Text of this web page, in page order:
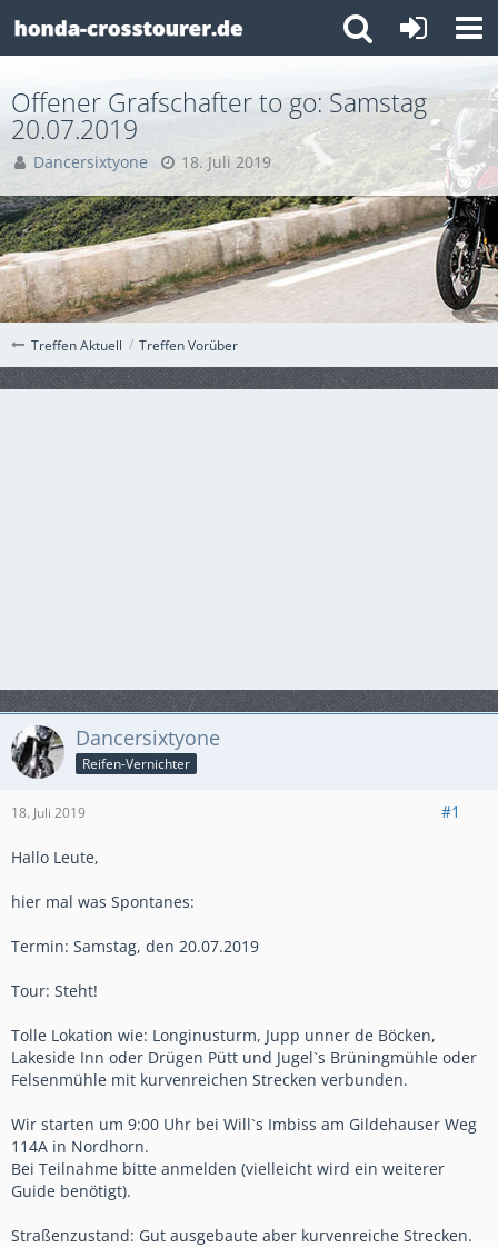
Treffen Aktuell Treffen Vorüber
Offener Grafschafter to go: Samstag
20.07.2019
Dancersixtyone 18. Juli 2019
Dancersixtyone
Reifen-Vernichter
18. Juli 2019 #1
Hallo Leute,
hier mal was Spontanes:
Termin: Samstag, den 20.07.2019
Tour: Steht!
Tolle Lokation wie: Longinusturm, Jupp unner de Böcken,
Lakeside Inn oder Drügen Pütt und Jugel`s Brüningmühle oder
Felsenmühle mit kurvenreichen Strecken verbunden.
Wir starten um 9:00 Uhr bei Will`s Imbiss am Gildehauser Weg
114A in Nordhorn.
Bei Teilnahme bitte anmelden (vielleicht wird ein weiterer
Guide benötigt).
Straßenzustand: Gut ausgebaute aber kurvenreiche Strecken.